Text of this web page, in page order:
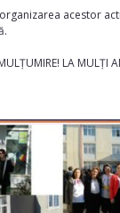
acestor
LA MULȚI